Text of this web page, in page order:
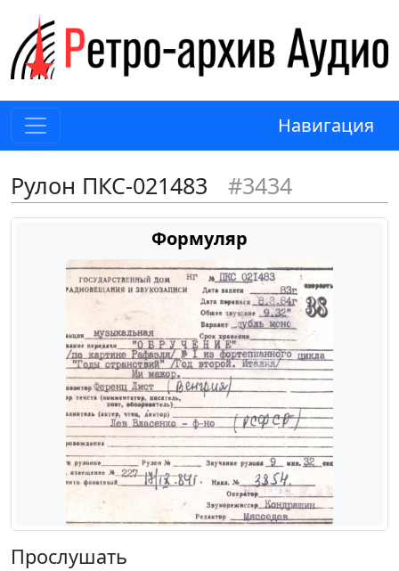
Навигация
Рулон ПКС-021483 #3434
Формуляр
Прослушать